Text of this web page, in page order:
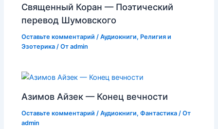
Священный Коран — Поэтический
перевод Шумовского
Оставьте комментарий /Аудиокниги, Религия и
Эзотерика / Отadmin
Азимов Айзек — Конец вечности
Оставьте комментарий /Аудиокниги,Фантастика / От
admin